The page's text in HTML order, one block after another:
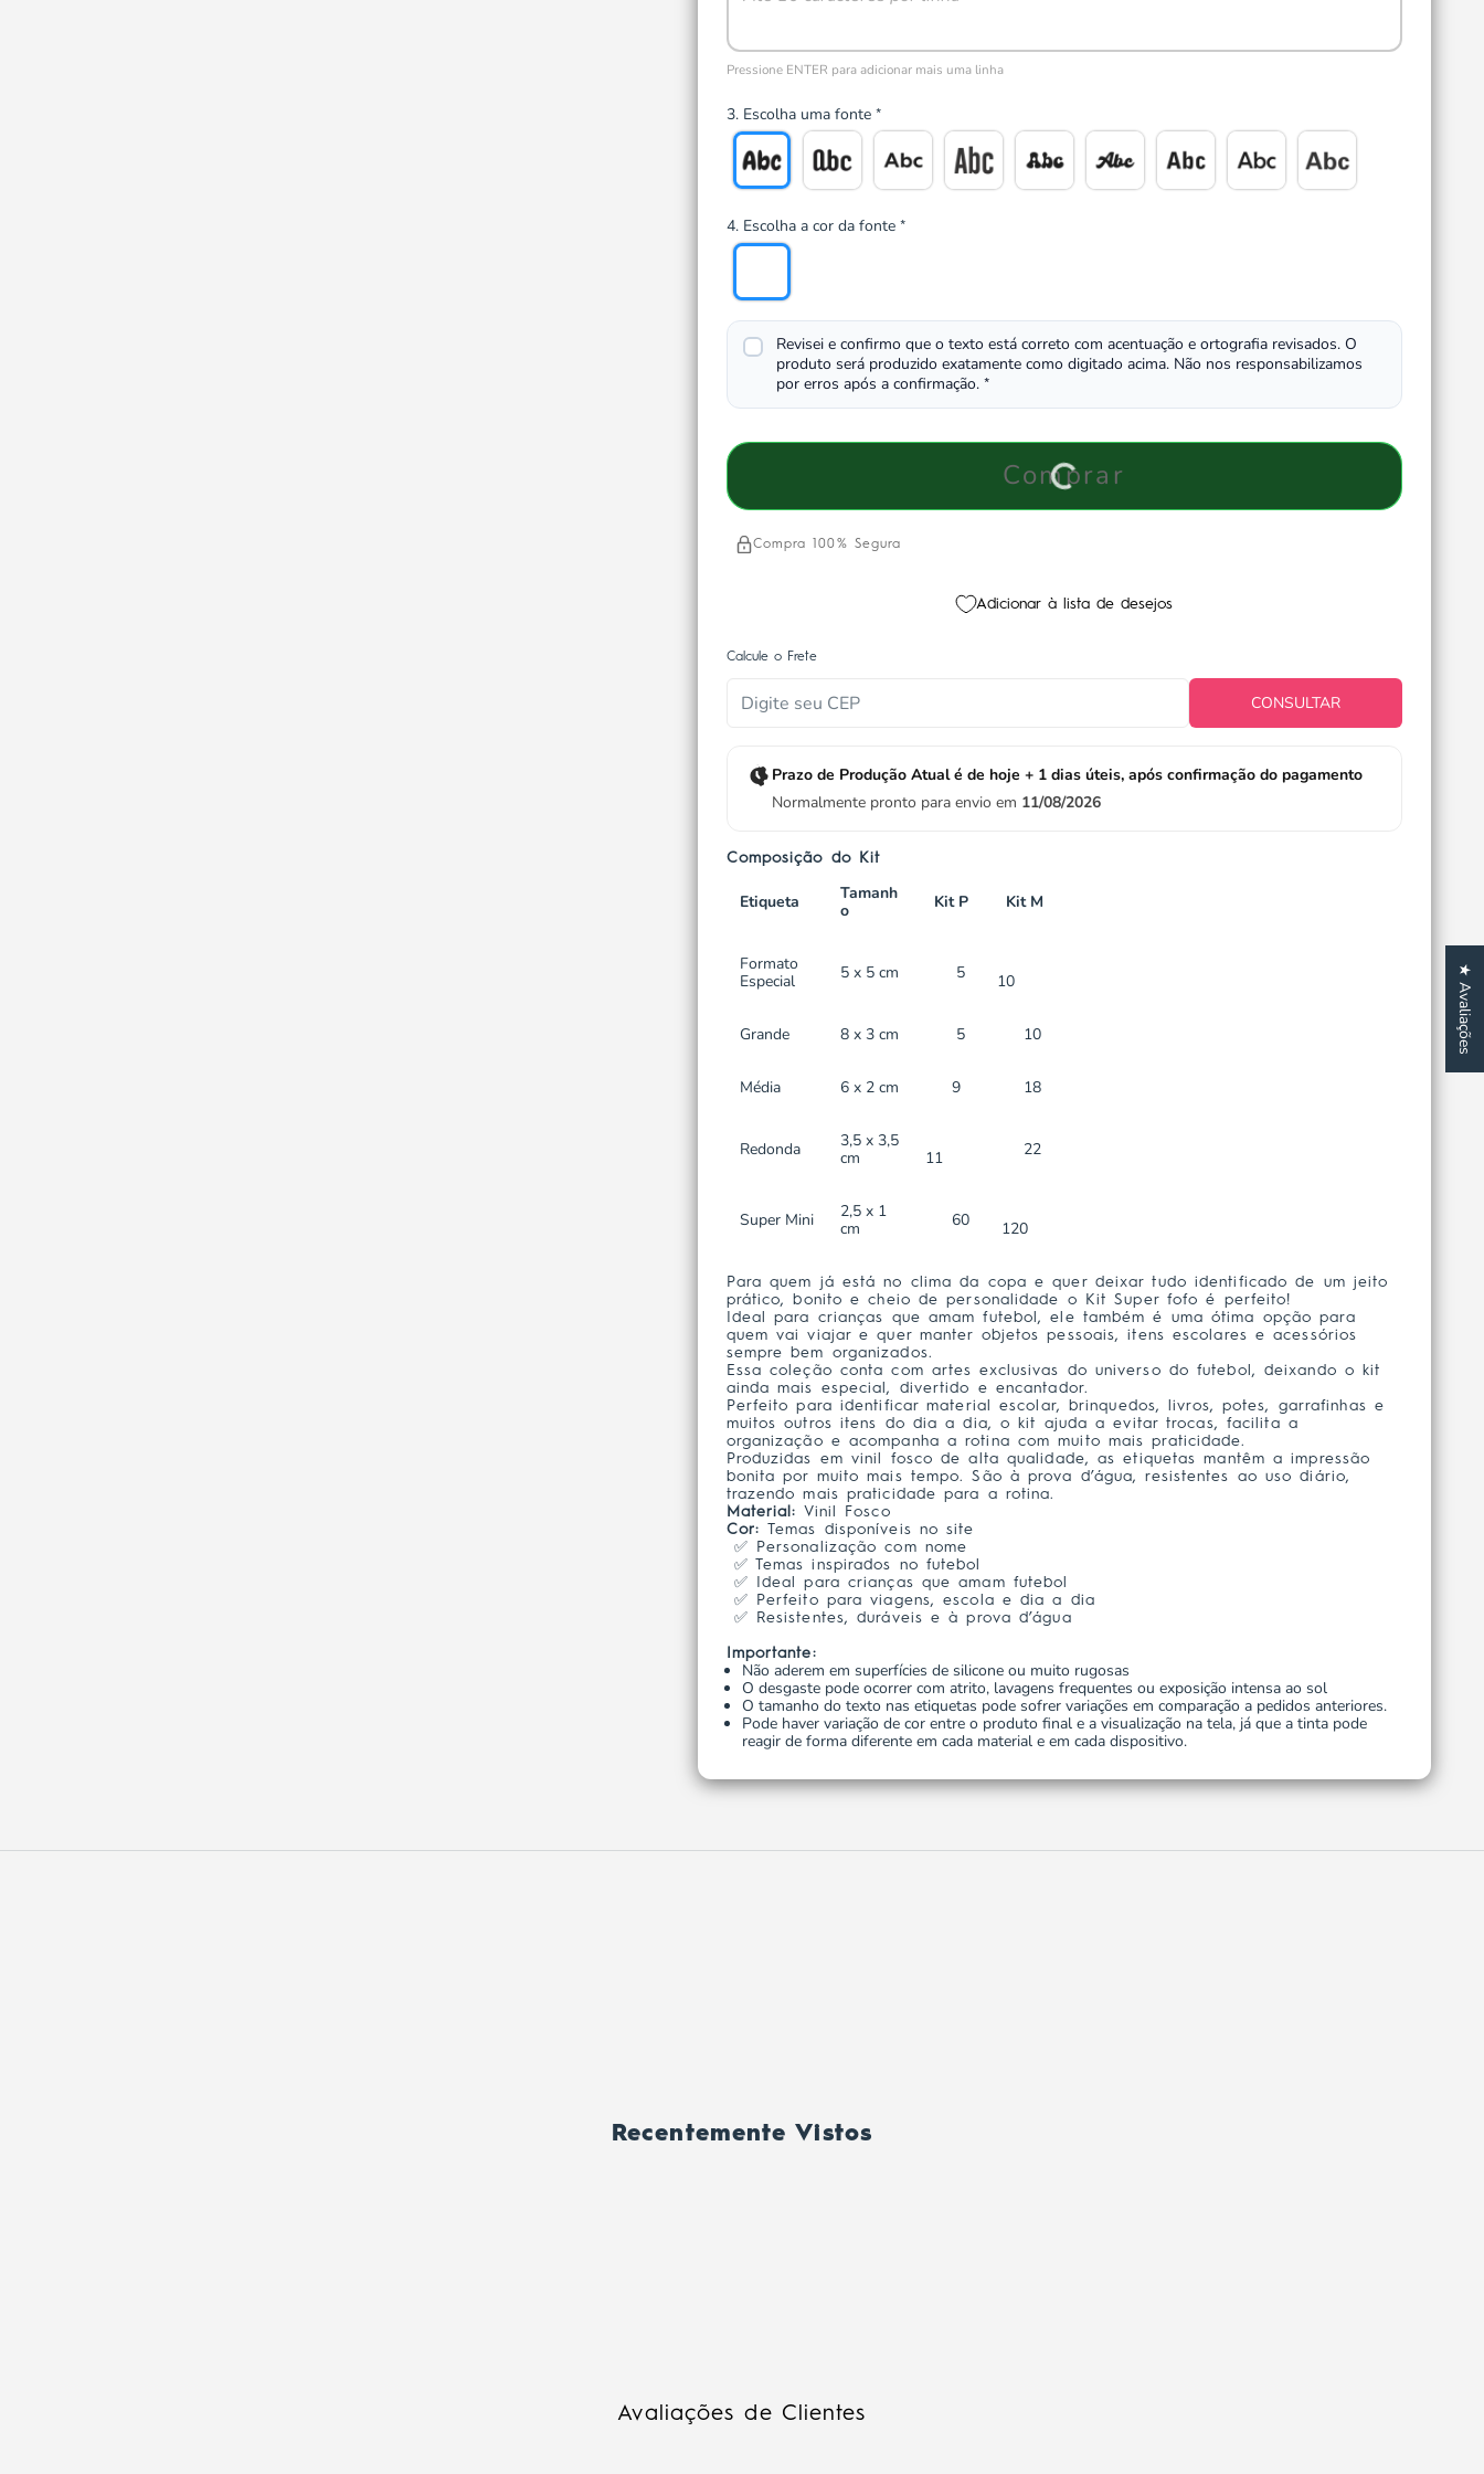
Pressione ENTER para adicionar mais uma linha
3. Escolha uma fonte *
4. Escolha a cor da fonte *
Revisei e confirmo que o texto está correto com acentuação e ortografia revisados. O
produto será produzido exatamente como digitado acima. Não nos responsabilizamos
por erros após a confirmação. *
Comprar
Compra 100% Segura
Adicionar à lista de desejos
Calcule o Frete
CONSULTAR
Prazo de Produção Atual é de hoje + 1 dias úteis, após confirmação do pagamento
Normalmente pronto para envio em 11/08/2026
Composição do Kit
Etiqueta
Tamanh
o
Kit P Kit M
Formato
Especial
5 x 5 cm 5 10
Grande 8 x 3 cm 5 10
Média 6 x 2 cm 9 18
Redonda
3,5 x 3,5
cm
11 22
Super Mini
2,5 x 1
cm
60 120
Para quem já está no clima da copa e quer deixar tudo identificado de um jeito
prático, bonito e cheio de personalidade o Kit Super fofo é perfeito!
Ideal para crianças que amam futebol, ele também é uma ótima opção para
quem vai viajar e quer manter objetos pessoais, itens escolares e acessórios
sempre bem organizados.
Essa coleção conta com artes exclusivas do universo do futebol, deixando o kit
ainda mais especial, divertido e encantador.
Perfeito para identificar material escolar, brinquedos, livros, potes, garrafinhas e
muitos outros itens do dia a dia, o kit ajuda a evitar trocas, facilita a
organização e acompanha a rotina com muito mais praticidade.
Produzidas em vinil fosco de alta qualidade, as etiquetas mantêm a impressão
bonita por muito mais tempo. São à prova d’água, resistentes ao uso diário,
trazendo mais praticidade para a rotina.
Material:
Vinil Fosco
Cor:
Temas disponíveis no site
✅ Personalização com nome
✅ Temas inspirados no futebol
✅ Ideal para crianças que amam futebol
✅ Perfeito para viagens, escola e dia a dia
✅ Resistentes, duráveis e à prova d’água
Importante:
Não aderem em superfícies de silicone ou muito rugosas
O desgaste pode ocorrer com atrito, lavagens frequentes ou exposição intensa ao sol
O tamanho do texto nas etiquetas pode sofrer variações em comparação a pedidos anteriores.
Pode haver variação de cor entre o produto final e a visualização na tela, já que a tinta pode
reagir de forma diferente em cada material e em cada dispositivo.
Recentemente Vistos
Avaliações de Clientes
★ Avaliações